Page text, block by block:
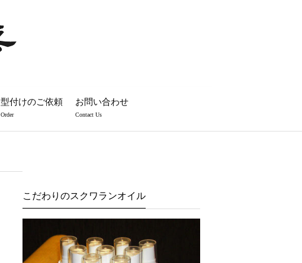
型付けのご依頼
Order
お問い合わせ
Contact Us
こだわりのスクワランオイル